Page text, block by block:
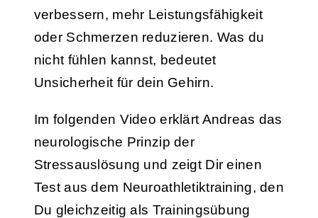
verbessern, mehr Leistungsfähigkeit
oder Schmerzen reduzieren. Was du
nicht fühlen kannst, bedeutet
Unsicherheit für dein Gehirn.
Im folgenden Video erklärt Andreas das
neurologische Prinzip der
Stressauslösung und zeigt Dir einen
Test aus dem Neuroathletiktraining, den
Du gleichzeitig als Trainingsübung